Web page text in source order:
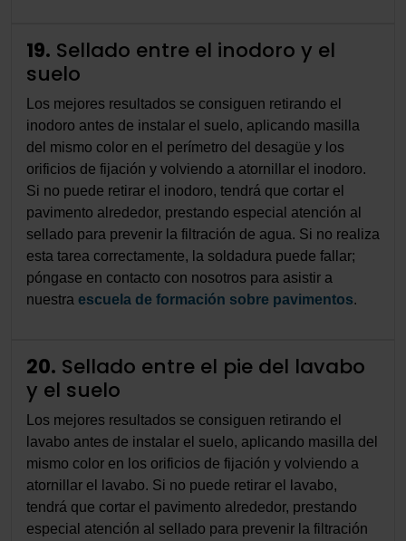
19. Sellado entre el inodoro y el
suelo
Los mejores resultados se consiguen retirando el
inodoro antes de instalar el suelo, aplicando masilla
del mismo color en el perímetro del desagüe y los
orificios de fijación y volviendo a atornillar el inodoro.
Si no puede retirar el inodoro, tendrá que cortar el
pavimento alrededor, prestando especial atención al
sellado para prevenir la filtración de agua. Si no realiza
esta tarea correctamente, la soldadura puede fallar;
póngase en contacto con nosotros para asistir a
nuestra escuela de formación sobre pavimentos.
20. Sellado entre el pie del lavabo
y el suelo
Los mejores resultados se consiguen retirando el
lavabo antes de instalar el suelo, aplicando masilla del
mismo color en los orificios de fijación y volviendo a
atornillar el lavabo. Si no puede retirar el lavabo,
tendrá que cortar el pavimento alrededor, prestando
especial atención al sellado para prevenir la filtración